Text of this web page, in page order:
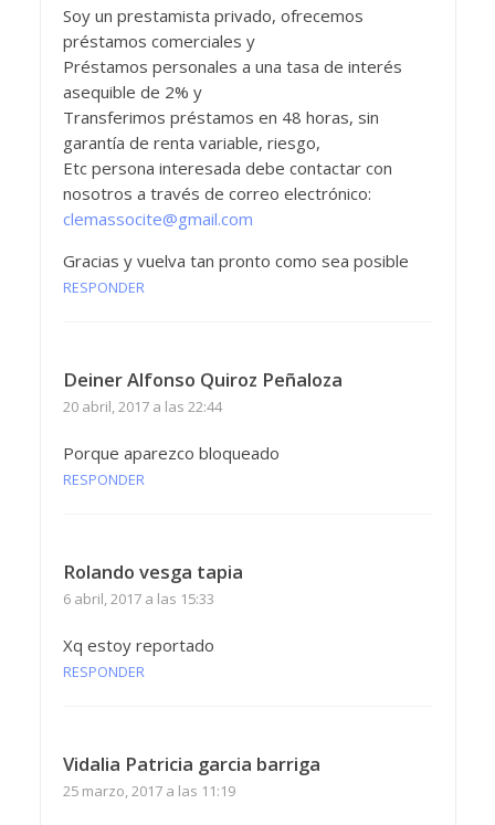
Soy un prestamista privado, ofrecemos
préstamos comerciales y
Préstamos personales a una tasa de interés
asequible de 2% y
Transferimos préstamos en 48 horas, sin
garantía de renta variable, riesgo,
Etc persona interesada debe contactar con
nosotros a través de correo electrónico:
clemassocite@gmail.com
Gracias y vuelva tan pronto como sea posible
RESPONDER
Deiner Alfonso Quiroz Peñaloza
20 abril, 2017 a las 22:44
Porque aparezco bloqueado
RESPONDER
Rolando vesga tapia
6 abril, 2017 a las 15:33
Xq estoy reportado
RESPONDER
Vidalia Patricia garcia barriga
25 marzo, 2017 a las 11:19